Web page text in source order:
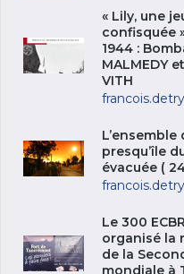
« Lily, une
confisquée
1944 :
MALMEDY
VITH
francois.detry
L’ensemble
presqu’île
évacuée (
francois.detry
Le 300
organisé la
de la
mondiale à